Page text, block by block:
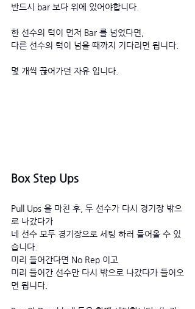
반드시 bar 보다 위에 있어야합니다.
한 선수의 턱이 먼저 Bar 를 넘었다면,
다른 선수의 턱이 넘을 때까지 기다리면 됩니다.
몇 개씩 끊어가던 자유 입니다.
Box Step Ups
Pull Ups 을 마친 후, 두 선수가 다시 경기장 밖으
로 나갔다가
네 선수 모두 경기장으로 세팅 하러 들어올 수 있
습니다.
미리 들어간다면 No Rep 이고
미리 들어간 선수만 다시 밖으로 나갔다가 들어오
면 됩니다.